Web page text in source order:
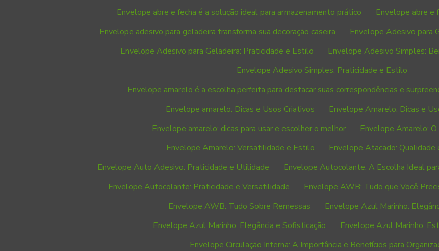
Envelope abre e fecha é a solução ideal para armazenamento prático
Envelope abre e
Envelope adesivo para geladeira transforma sua decoração caseira
Envelope Adesivo para
Envelope Adesivo para Geladeira: Praticidade e Estilo
Envelope Adesivo Simples:
Envelope Adesivo Simples: Praticidade e Estilo
Envelope amarelo é a escolha perfeita para destacar suas correspondências e
Envelope amarelo: Dicas e Usos Criativos
Envelope Amarelo: Dicas e
Envelope amarelo: dicas para usar e escolher o melhor
Envelope Amarelo:
Envelope Amarelo: Versatilidade e Estilo
Envelope Atacado: Qualidade
Envelope Auto Adesivo: Praticidade e Utilidade
Envelope Autocolante: A Escolha Ideal
Envelope Autocolante: Praticidade e Versatilidade
Envelope AWB: Tudo que Você
Envelope AWB: Tudo Sobre Remessas
Envelope Azul Marinho:
Envelope Azul Marinho: Elegância e Sofisticação
Envelope Azul Marinho:
Envelope Circulação Interna: A Importância e Benefícios para